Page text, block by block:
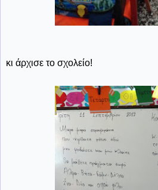
κι άρχισε το σχολείο!